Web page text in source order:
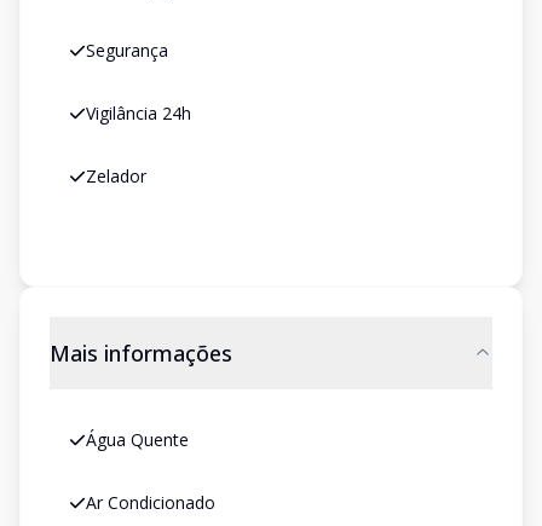
Segurança
Vigilância 24h
Zelador
Mais informações
Água Quente
Ar Condicionado